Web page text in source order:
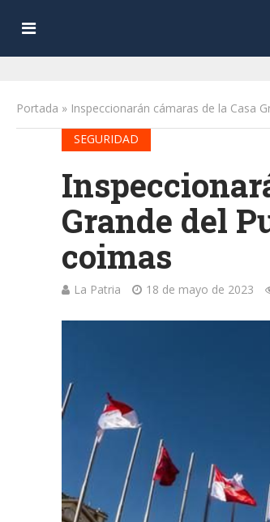
Portada » Inspeccionarán cámaras de la Casa
SEGURIDAD
Grande del
coimas
La Patria 18 de mayo de 2023